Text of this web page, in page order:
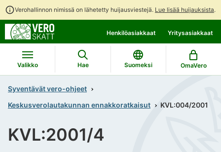
Verohallinnon nimissä on lähetetty huijausviestejä. Lue lisää huijauksista.
suoraan
sisältöön
koko
sivuston
hakuun
Henkilöasiakkaat Yritysasiakkaat
Valikko Hae Suomeksi OmaVero
Syventävät vero-ohjeet
Keskusverolautakunnan ennakkoratkaisut
KVL:004/2001
KVL:2001/4